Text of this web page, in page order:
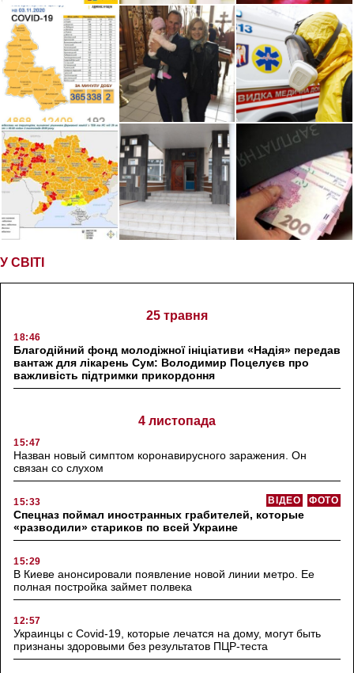
У СВІТІ
25 травня
18:46
Благодійний фонд молодіжної ініціативи «Надія» передав
вантаж для лікарень Сум: Володимир Поцелуєв про
важливість підтримки прикордоння
4 листопада
15:47
Назван новый симптом коронавирусного заражения. Он
связан со слухом
15:33 ФОТО
ВІДЕО
Спецназ поймал иностранных грабителей, которые
«разводили» стариков по всей Украине
15:29
В Киеве анонсировали появление новой линии метро. Ее
полная постройка займет полвека
12:57
Украинцы с Covid-19, которые лечатся на дому, могут быть
признаны здоровыми без результатов ПЦР-теста